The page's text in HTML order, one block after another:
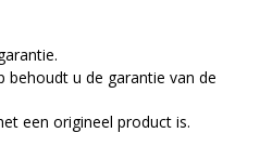
behoudt u de garantie van de
een origineel product is.